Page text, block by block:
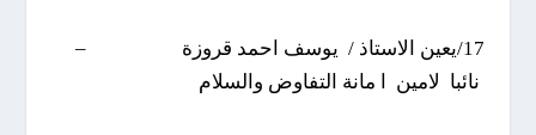
17/يعين الاستاذ / يوسف احمد قروزة –
نائبا لامين ا مانة التفاوض والسلام